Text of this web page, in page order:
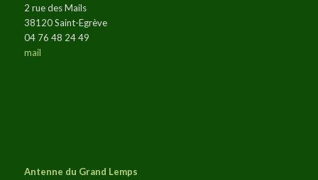
2 rue des Mails
38120 Saint-Egrève
04 76 48 24 49
mail
Antenne du Grand Lemps